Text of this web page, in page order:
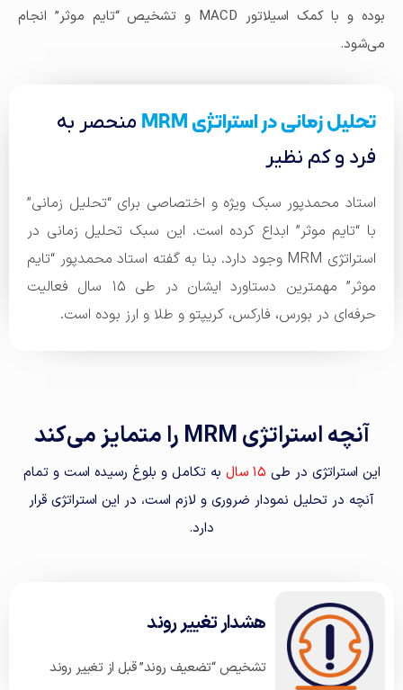
بوده و با کمک اسیلاتور MACD و تشخیص “تایم موثر” انجام
می‌شود.
تحلیل زمانی در استراتژی MRM
منحصر به
فرد و کم نظیر
استاد محمدپور سبک ویژه و اختصاصی برای “تحلیل زمانی”
با “تایم موثر” ابداع کرده است. این سبک تحلیل زمانی در
استراتژی MRM وجود دارد. بنا به گفته استاد محمدپور “تایم
موثر” مهمترین دستاورد ایشان در طی ۱۵ سال فعالیت
حرفه‌ای در بورس، فارکس، کریپتو و طلا و ارز بوده است.
آنچه استراتژی MRM را متمایز می‌کند
این استراتژی در طی ۱۵ سال
به تکامل و بلوغ رسیده است و تمام
آنچه در تحلیل نمودار ضروری و لازم است، در این استراتژی قرار
دارد.
هشدار تغییر روند
تشخیص “تضعیف روند” قبل از تغییر روند